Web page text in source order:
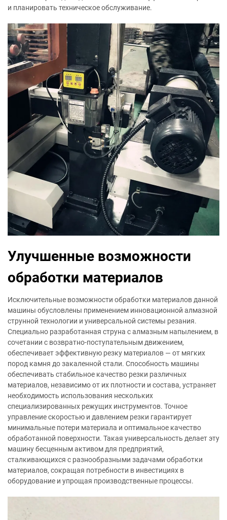
и планировать техническое обслуживание.
Улучшенные возможности
обработки материалов
Исключительные возможности обработки материалов данной
машины обусловлены применением инновационной алмазной
струнной технологии и универсальной системы резания.
Специально разработанная струна с алмазным напылением, в
сочетании с возвратно-поступательным движением,
обеспечивает эффективную резку материалов — от мягких
пород камня до закаленной стали. Способность машины
обеспечивать стабильное качество резки различных
материалов, независимо от их плотности и состава, устраняет
необходимость использования нескольких
специализированных режущих инструментов. Точное
управление скоростью и давлением резки гарантирует
минимальные потери материала и оптимальное качество
обработанной поверхности. Такая универсальность делает эту
машину бесценным активом для предприятий,
сталкивающихся с разнообразными задачами обработки
материалов, сокращая потребности в инвестициях в
оборудование и упрощая производственные процессы.